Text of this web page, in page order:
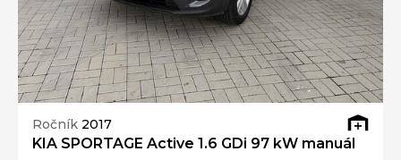
Ročník 2017
KIA SPORTAGE Active 1.6 GDi 97 kW manuál